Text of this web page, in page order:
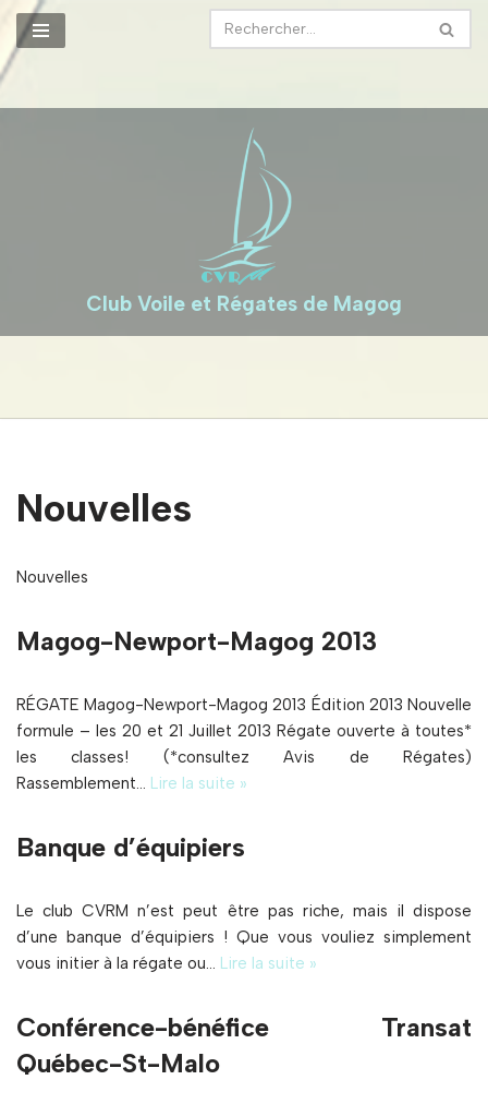
Aller
contenu
Club Voile et Régates de Magog
Nouvelles
Nouvelles
Magog-Newport-Magog 2013
RÉGATE Magog-Newport-Magog 2013 Édition 2013 Nouvelle
formule – les 20 et 21 Juillet 2013 Régate ouverte à toutes*
les classes! (*consultez Avis de Régates)
Rassemblement… Lire la suite »
Banque d’équipiers
Le club CVRM n’est peut être pas riche, mais il dispose
d’une banque d’équipiers ! Que vous vouliez simplement
vous initier à la régate ou… Lire la suite »
Conférence-bénéfice Transat
Québec-St-Malo